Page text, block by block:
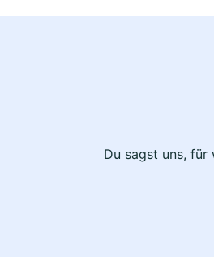
Du sagst uns,